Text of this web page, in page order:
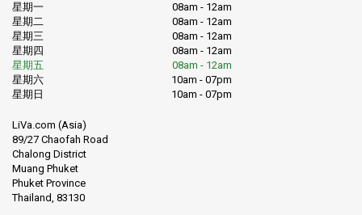
星期一
08am - 12am
星期二
08am - 12am
星期三
08am - 12am
星期四
08am - 12am
星期五
08am - 12am
星期六
10am - 07pm
星期日
10am - 07pm
LiVa.com (Asia)
89/27 Chaofah Road
Chalong District
Muang Phuket
Phuket Province
Thailand, 83130